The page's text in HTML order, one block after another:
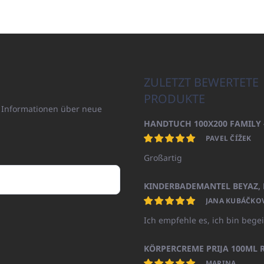
über neue
ZULETZT BEWERTETE
PRODUKTE
PAVEL ČÍŽEK
Großartig
JANA
Ich empfehle es, ich bin
KÖRPERCREME PRIJA 100ML